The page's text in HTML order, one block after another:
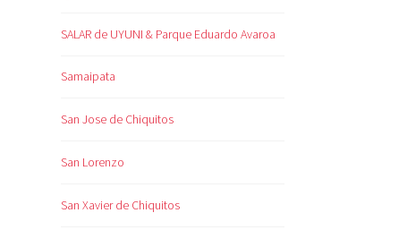
SALAR de UYUNI & Parque Eduardo Avaroa
Samaipata
San Jose de Chiquitos
San Lorenzo
San Xavier de Chiquitos